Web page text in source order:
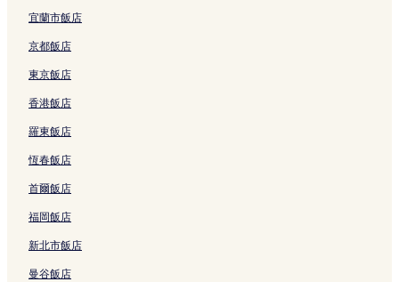
t
a
m
a
t
Y
n
o
h
a
a
連
結
連
結
R
e
s
o
r
b
I
H
G
的
結
的
連
結
r
t
O
c
e
n
p
a
的
連
h
i
n
o
R
s
r
t
s
的
結
結
宜蘭市飯店
京都飯店
東京飯店
香港飯店
羅東飯店
恆春飯店
首爾飯店
福岡飯店
新北市飯店
曼谷飯店